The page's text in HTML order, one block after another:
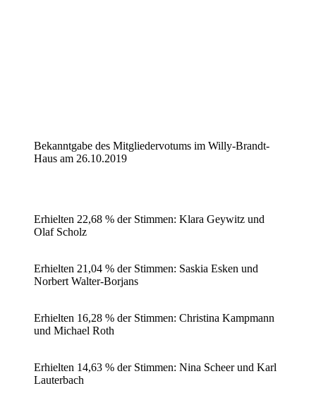
Bekanntgabe des Mitgliedervotums im Willy-Brandt-
Haus am 26.10.2019
Erhielten 22,68 % der Stimmen: Klara Geywitz und
Olaf Scholz
Erhielten 21,04 % der Stimmen: Saskia Esken und
Norbert Walter-Borjans
Erhielten 16,28 % der Stimmen: Christina Kampmann
und Michael Roth
Erhielten 14,63 % der Stimmen: Nina Scheer und Karl
Lauterbach